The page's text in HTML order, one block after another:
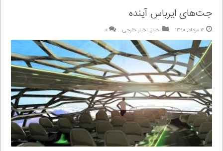
جت‌های ایرباس آینده
۱۲ مرداد, ۱۳۹۰ اخبار, اخبار خارجی ۰